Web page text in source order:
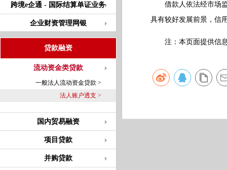
跨境e企通 - 国际结算单证业务
企业财资管理网银
贷款融资
流动资金类贷款
一般法人流动资金贷款 >
法人账户透支 >
国内贸易融资
项目贷款
并购贷款
借款人依法经市场监
具有较好发展前景，信
注：本页面提供信息